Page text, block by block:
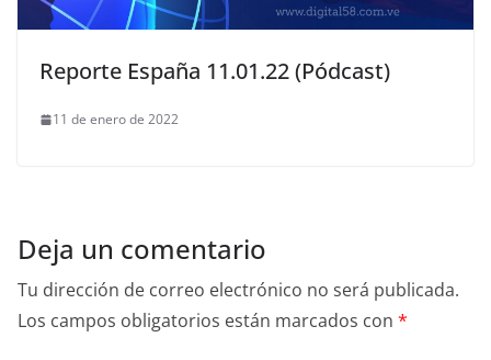
Reporte España 11.01.22 (Pódcast)
11 de enero de 2022
Deja un comentario
Tu dirección de correo electrónico no será publicada.
Los campos obligatorios están marcados con *